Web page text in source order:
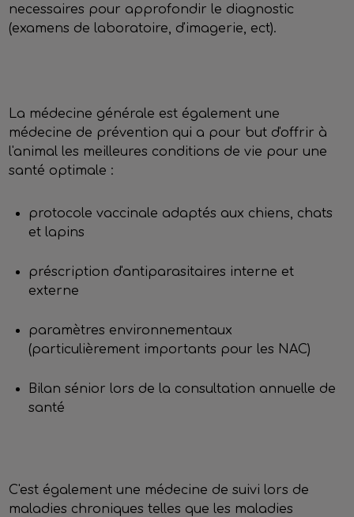
necessaires pour approfondir le diagnostic
(examens de laboratoire, d'imagerie, ect).
La médecine générale est également une
médecine de prévention qui a pour but d'offrir à
l'animal les meilleures conditions de vie pour une
santé optimale :
protocole vaccinale adaptés aux chiens, chats
et lapins
préscription d'antiparasitaires interne et
externe
paramètres environnementaux
(particulièrement importants pour les NAC)
Bilan sénior lors de la consultation annuelle de
santé
C'est également une médecine de suivi lors de
maladies chroniques telles que les maladies